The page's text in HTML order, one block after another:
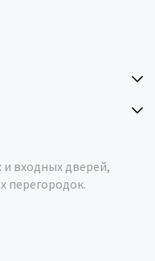
входных дверей,
перегородок.